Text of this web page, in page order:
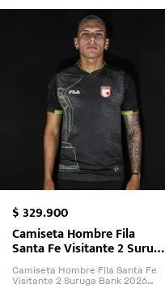
$329.900
Camiseta Hombre Fila
Santa Fe Visitante 2 Suruga
Bank 2026
Camiseta Hombre Fila Santa Fe
Visitante 2 Suruga Bank 2026